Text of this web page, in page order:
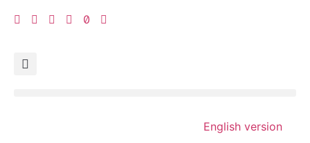
English version